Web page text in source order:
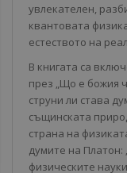
увлекателен,
квантовата
естеството на
В книгата са
през „Що е божия
струни ли става
същинската
страна на
думите на Платон:
физическите